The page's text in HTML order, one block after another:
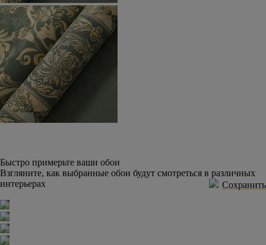
Быстро примерьте ваши обои
Взгляните, как выбранные обои будут смотреться в различных
интерьерах
Сохранить